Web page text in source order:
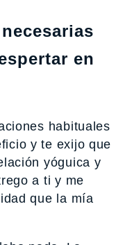
en
habituales
y te exijo que
yóguica y
a ti y me
que la mía